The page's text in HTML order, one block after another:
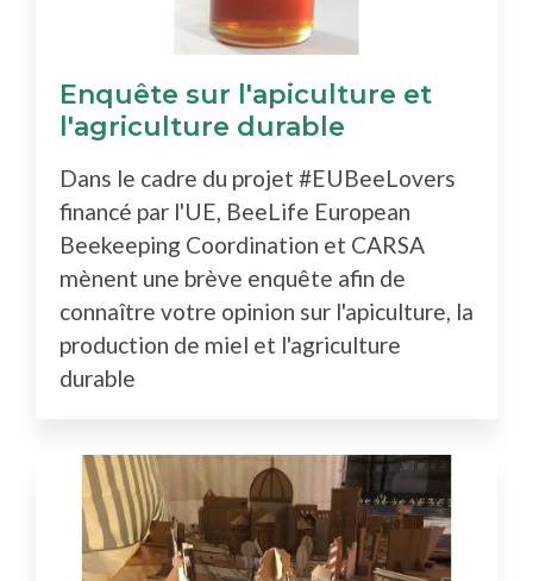
Enquête sur l'apiculture et
l'agriculture durable
Dans le cadre du projet #EUBeeLovers
financé par l'UE, BeeLife European
Beekeeping Coordination et CARSA
mènent une brève enquête afin de
connaître votre opinion sur l'apiculture, la
production de miel et l'agriculture
durable